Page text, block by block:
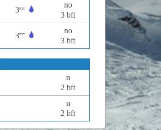
3mm
no
3 bft
3mm
no
3 bft
n
2 bft
n
2 bft